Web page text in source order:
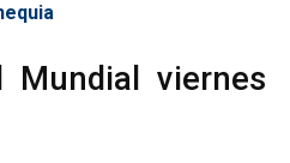
Mundial viernes